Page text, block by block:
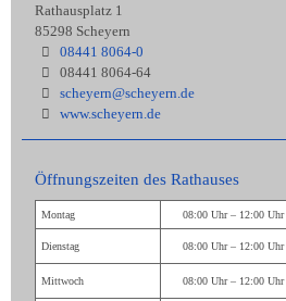
Rathausplatz 1
85298 Scheyern
08441 8064-0
08441 8064-64
scheyern@scheyern.de
www.scheyern.de
Öffnungszeiten des Rathauses
Montag 08:00 Uhr – 12:00 Uhr
Dienstag 08:00 Uhr – 12:00 Uhr
Mittwoch 08:00 Uhr – 12:00 Uhr